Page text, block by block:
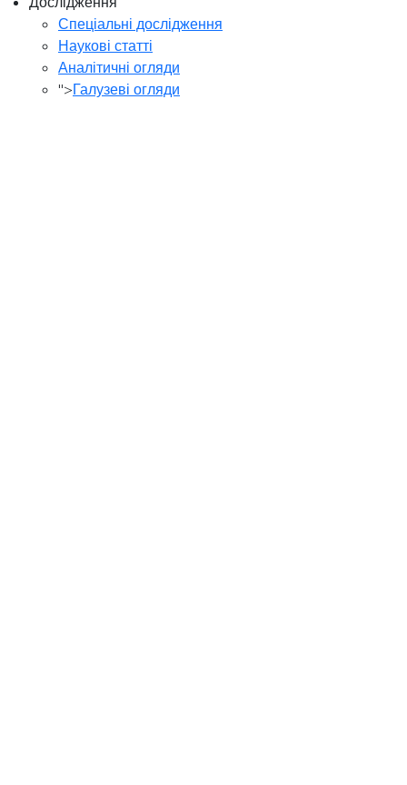
Спеціальні дослідження
Наукові статті
Аналітичні огляди
">Галузеві огляди